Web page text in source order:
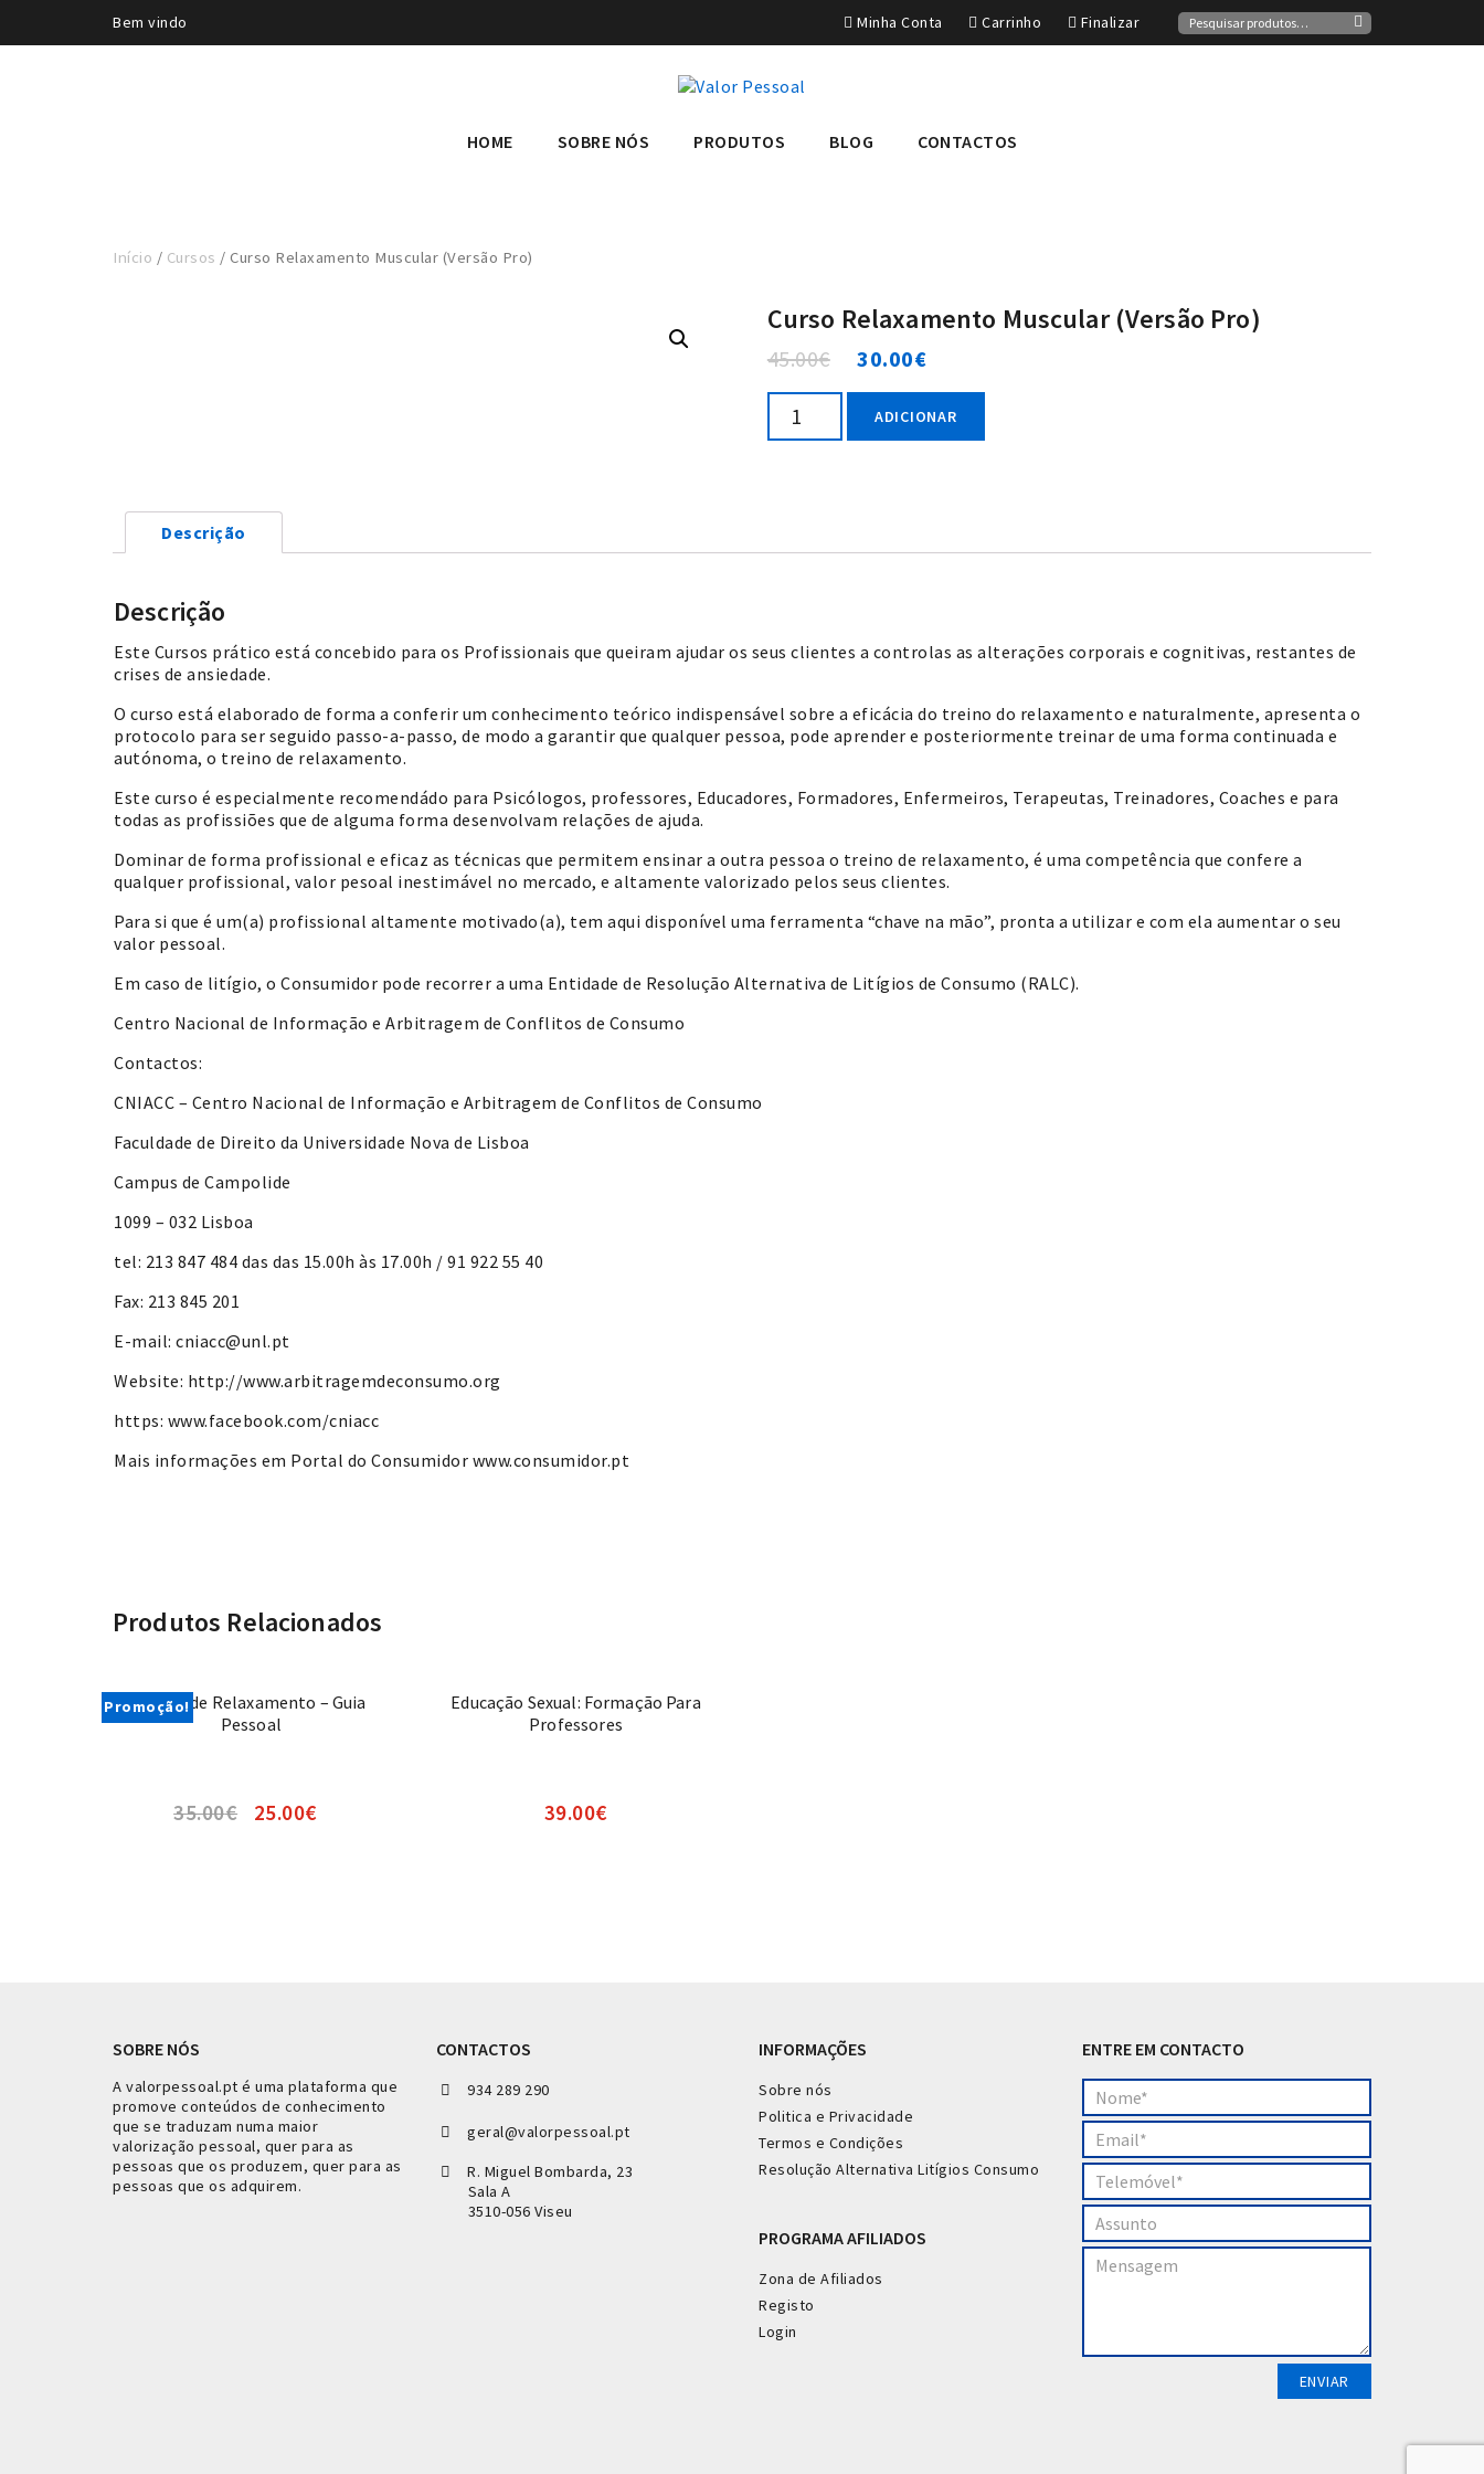
Bem vindo
Pesquisar
por:
Pesquisa
Minha Conta Carrinho Finalizar
HOME SOBRE NÓS PRODUTOS BLOG CONTACTOS
Início / Cursos / Curso Relaxamento Muscular (Versão Pro)
Curso Relaxamento Muscular (Versão Pro)
45.00€ 30.00€
ADICIONAR
Descrição
Descrição
Este Cursos prático está concebido para os Profissionais que queiram ajudar os seus clientes a controlas as alterações corporais e cognitivas, restantes de
crises de ansiedade.
O curso está elaborado de forma a conferir um conhecimento teórico indispensável sobre a eficácia do treino do relaxamento e naturalmente, apresenta o
protocolo para ser seguido passo-a-passo, de modo a garantir que qualquer pessoa, pode aprender e posteriormente treinar de uma forma continuada e
autónoma, o treino de relaxamento.
Este curso é especialmente recomendádo para Psicólogos, professores, Educadores, Formadores, Enfermeiros, Terapeutas, Treinadores, Coaches e para
todas as profissiões que de alguma forma desenvolvam relações de ajuda.
Dominar de forma profissional e eficaz as técnicas que permitem ensinar a outra pessoa o treino de relaxamento, é uma competência que confere a
qualquer profissional, valor pesoal inestimável no mercado, e altamente valorizado pelos seus clientes.
Para si que é um(a) profissional altamente motivado(a), tem aqui disponível uma ferramenta “chave na mão”, pronta a utilizar e com ela aumentar o seu
valor pessoal.
Em caso de litígio, o Consumidor pode recorrer a uma Entidade de Resolução Alternativa de Litígios de Consumo (RALC).
Centro Nacional de Informação e Arbitragem de Conflitos de Consumo
Contactos:
CNIACC – Centro Nacional de Informação e Arbitragem de Conflitos de Consumo
Faculdade de Direito da Universidade Nova de Lisboa
Campus de Campolide
1099 – 032 Lisboa
tel: 213 847 484 das das 15.00h às 17.00h / 91 922 55 40
Fax: 213 845 201
E-mail: cniacc@unl.pt
Website: http://www.arbitragemdeconsumo.org
https: www.facebook.com/cniacc
Mais informações em Portal do Consumidor www.consumidor.pt
Produtos Relacionados
Promoção!
Treino de Relaxamento – Guia
Pessoal
35.00€ 25.00€
Educação Sexual: Formação Para
Professores
39.00€
SOBRE NÓS
A valorpessoal.pt é uma plataforma que
promove conteúdos de conhecimento
que se traduzam numa maior
valorização pessoal, quer para as
pessoas que os produzem, quer para as
pessoas que os adquirem.
CONTACTOS
934 289 290
geral@valorpessoal.pt
R. Miguel Bombarda, 23
Sala A
3510-056 Viseu
INFORMAÇÕES
Sobre nós
Politica e Privacidade
Termos e Condições
Resolução Alternativa Litígios Consumo
PROGRAMA AFILIADOS
Zona de Afiliados
Registo
Login
ENTRE EM CONTACTO